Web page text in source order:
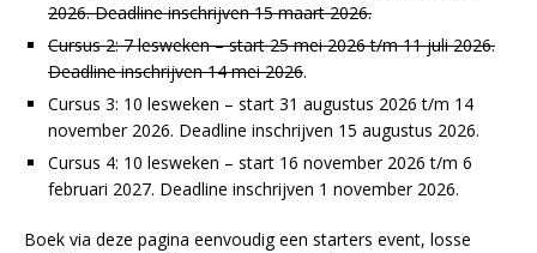
2026. Deadline inschrijven 15 maart 2026.
Cursus 2: 7 lesweken – start 25 mei 2026 t/m 11 juli 2026.
Deadline inschrijven 14 mei 2026.
Cursus 3: 10 lesweken – start 31 augustus 2026 t/m 14
november 2026. Deadline inschrijven 15 augustus 2026.
Cursus 4: 10 lesweken – start 16 november 2026 t/m 6
februari 2027. Deadline inschrijven 1 november 2026.
Boek via deze pagina eenvoudig een starters event, losse